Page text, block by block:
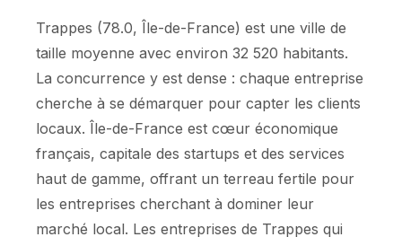
Trappes (78.0, Île-de-France) est une ville de
taille moyenne avec environ 32 520 habitants.
La concurrence y est dense : chaque entreprise
cherche à se démarquer pour capter les clients
locaux. Île-de-France est cœur économique
français, capitale des startups et des services
haut de gamme, offrant un terreau fertile pour
les entreprises cherchant à dominer leur
marché local. Les entreprises de Trappes qui